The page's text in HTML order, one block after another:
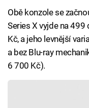
Obě konzole se
Series X vyjde na
Kč, a jeho levnější
a bez Blu-ray
6 700 Kč).